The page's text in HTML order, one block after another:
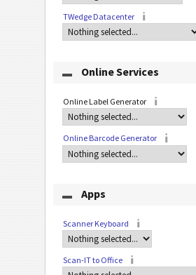
TWedge Datacenter
Online Services
Online Label Generator
Online Barcode Generator
Apps
Scanner Keyboard
Scan-IT to Office